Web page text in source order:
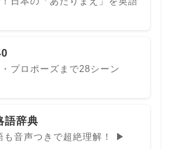
プロポーズまで28シーン
語辞典
音声つきで超絶理解！ ▶